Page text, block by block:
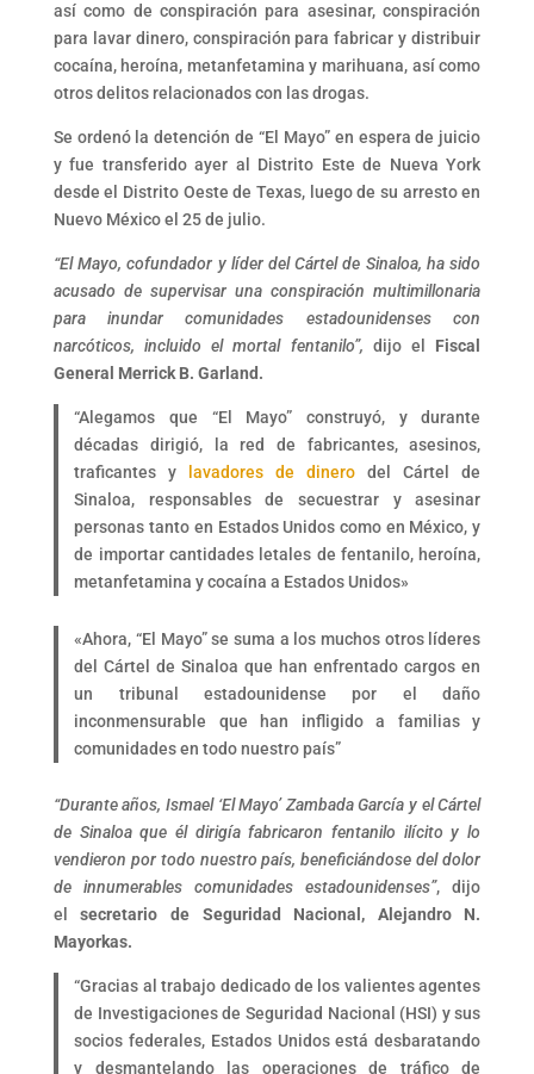
así como de conspiración para asesinar, conspiración
para lavar dinero, conspiración para fabricar y distribuir
cocaína, heroína, metanfetamina y marihuana, así como
otros delitos relacionados con las drogas.
Se ordenó la detención de “El Mayo” en espera de juicio
y fue transferido ayer al Distrito Este de Nueva York
desde el Distrito Oeste de Texas, luego de su arresto en
Nuevo México el 25 de julio.
“El Mayo, cofundador y líder del Cártel de Sinaloa, ha sido
acusado de supervisar una conspiración multimillonaria
para inundar comunidades estadounidenses con
narcóticos, incluido el mortal fentanilo”, dijo el Fiscal
General Merrick B. Garland.
“Alegamos que “El Mayo” construyó, y durante
décadas dirigió, la red de fabricantes, asesinos,
traficantes y
lavadores de dinero del Cártel de
Sinaloa, responsables de secuestrar y asesinar
personas tanto en Estados Unidos como en México, y
de importar cantidades letales de fentanilo, heroína,
metanfetamina y cocaína a Estados Unidos»
«Ahora, “El Mayo” se suma a los muchos otros líderes
del Cártel de Sinaloa que han enfrentado cargos en
un tribunal estadounidense por el daño
inconmensurable que han infligido a familias y
comunidades en todo nuestro país”
“Durante años, Ismael ‘El Mayo’ Zambada García y el Cártel
de Sinaloa que él dirigía fabricaron fentanilo ilícito y lo
vendieron por todo nuestro país, beneficiándose del dolor
de innumerables comunidades estadounidenses”, dijo
elsecretario de Seguridad Nacional, Alejandro N.
Mayorkas.
“Gracias al trabajo dedicado de los valientes agentes
de Investigaciones de Seguridad Nacional (HSI) y sus
socios federales, Estados Unidos está desbaratando
y desmantelando las operaciones de tráfico de